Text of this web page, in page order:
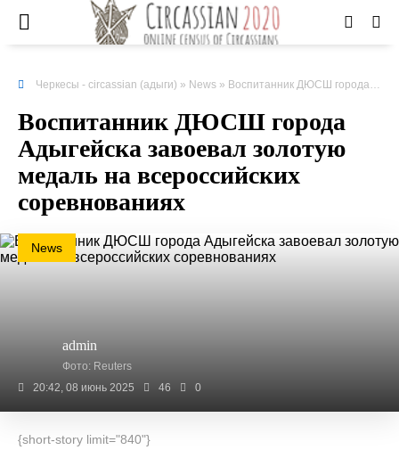
Черкесы - circassian (адыги) » News » Воспитанник ДЮСШ города Адыгейска завоевал золотую медаль на всероссийских соревнованиях
Воспитанник ДЮСШ города
Адыгейска завоевал золотую
медаль на всероссийских
соревнованиях
News
admin
Фото: Reuters
20:42, 08 июнь 2025
46 0
{short-story limit="840"}